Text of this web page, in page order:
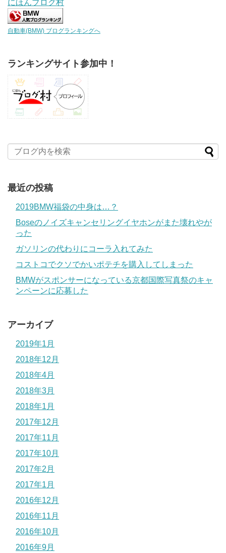
にほんブログ村
自動車(BMW) ブログランキングへ
ランキングサイト参加中！
最近の投稿
2019BMW福袋の中身は…？
Boseのノイズキャンセリングイヤホンがまた壊れやが
った
ガソリンの代わりにコーラ入れてみた
コストコでクソでかいポテチを購入してしまった
BMWがスポンサーになっている京都国際写真祭のキャ
ンペーンに応募した
アーカイブ
2019年1月
2018年12月
2018年4月
2018年3月
2018年1月
2017年12月
2017年11月
2017年10月
2017年2月
2017年1月
2016年12月
2016年11月
2016年10月
2016年9月